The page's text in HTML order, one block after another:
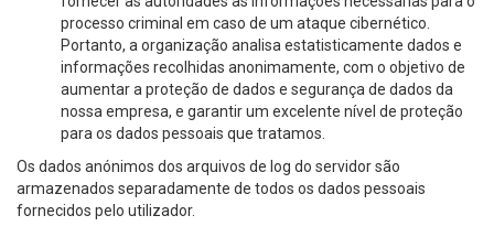
processo criminal em caso de um ataque cibernético.
Portanto, a organização analisa estatisticamente dados e
informações recolhidas anonimamente, com o objetivo de
aumentar a proteção de dados e segurança de dados da
nossa empresa, e garantir um excelente nível de proteção
para os dados pessoais que tratamos.
Os dados anónimos dos arquivos de log do servidor são
armazenados separadamente de todos os dados pessoais
fornecidos pelo utilizador.